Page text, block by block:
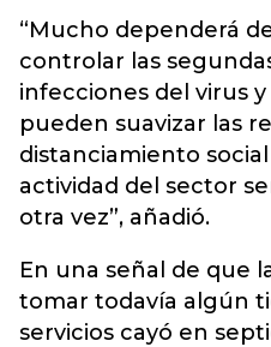
“Mucho dependerá
controlar las
infecciones del virus
pueden suavizar las
distanciamiento
actividad del sector
otra vez”, añadió.
En una señal de que
tomar todavía algún
servicios cayó en